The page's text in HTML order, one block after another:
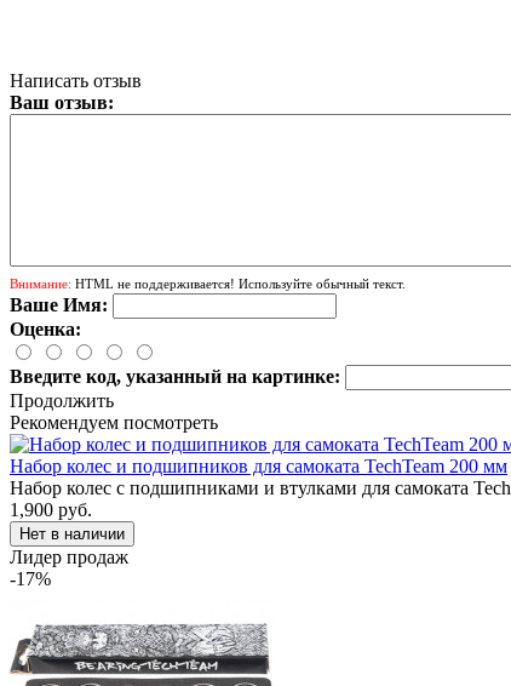
Написать отзыв
Ваш отзыв:
Внимание: HTML не поддерживается! Используйте обычный текст.
Ваше Имя:
Оценка:
Введите код, указанный на картинке:
Продолжить
Рекомендуем посмотреть
Набор колес и подшипников для самоката TechTeam 200 мм
Набор колес с подшипниками и втулками для самоката
1,900 руб.
Лидер продаж
-17%